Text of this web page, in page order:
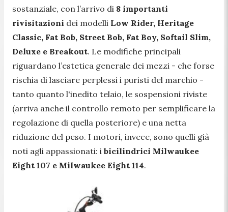
sostanziale, con l’arrivo di 8 importanti
rivisitazioni dei modelli Low Rider, Heritage
Classic, Fat Bob, Street Bob, Fat Boy, Softail Slim,
Deluxe e Breakout. Le modifiche principali
riguardano l’estetica generale dei mezzi - che forse
rischia di lasciare perplessi i puristi del marchio -
tanto quanto l'inedito telaio, le sospensioni riviste
(arriva anche il controllo remoto per semplificare la
regolazione di quella posteriore) e una netta
riduzione del peso. I motori, invece, sono quelli già
noti agli appassionati: i bicilindrici Milwaukee
Eight 107 e Milwaukee Eight 114.